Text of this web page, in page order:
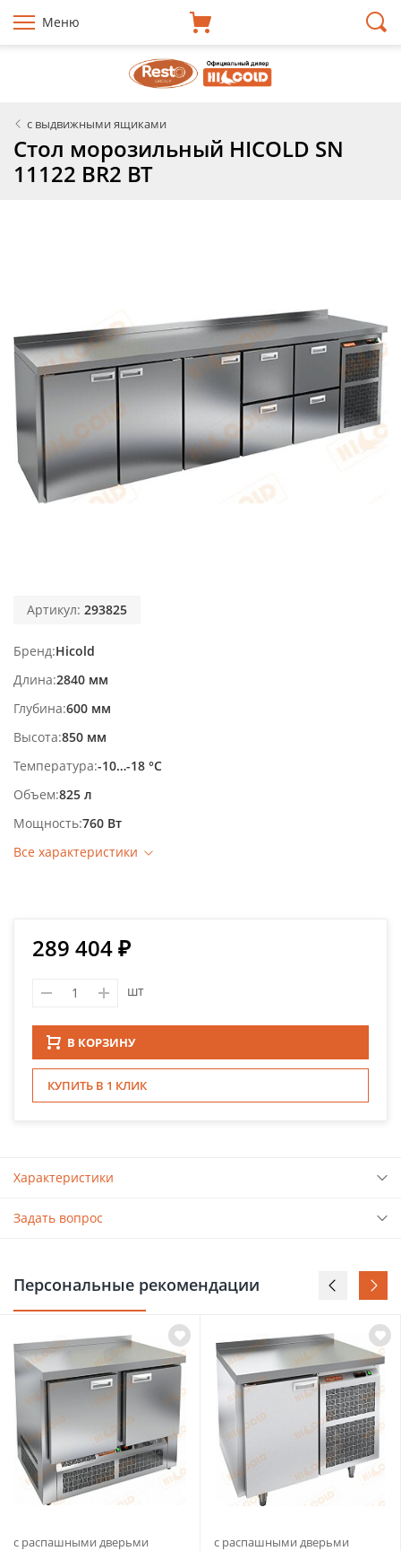
Меню
с выдвижными ящиками
Стол морозильный HICOLD SN
11122 BR2 BT
Артикул: 293825
Бренд Hicold
Длина 2840 мм
Глубина 600 мм
Высота 850 мм
Температура -10…-18 °С
Объем 825 л
Мощность 760 Вт
Все характеристики
289 404 ₽
шт
В КОРЗИНУ
КУПИТЬ В 1 КЛИК
Характеристики
Задать вопрос
Персональные рекомендации
с распашными дверьми
с распашными дверьми